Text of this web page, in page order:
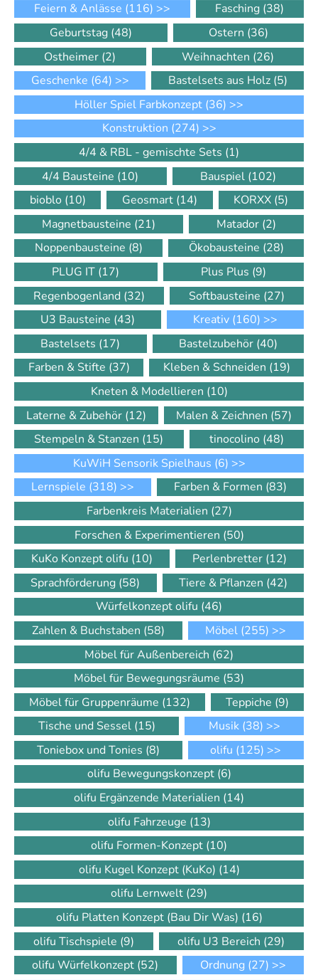
Feiern & Anlässe (116) >> Fasching (38)
Geburtstag (48) Ostern (36)
Ostheimer (2) Weihnachten (26)
Geschenke (64) >> Bastelsets aus Holz (5)
Höller Spiel Farbkonzept (36) >>
Konstruktion (274) >>
4/4 & RBL - gemischte Sets (1)
4/4 Bausteine (10) Bauspiel (102)
bioblo (10) Geosmart (14) KORXX (5)
Magnetbausteine (21) Matador (2)
Noppenbausteine (8) Ökobausteine (28)
PLUG IT (17) Plus Plus (9)
Regenbogenland (32) Softbausteine (27)
U3 Bausteine (43) Kreativ (160) >>
Bastelsets (17) Bastelzubehör (40)
Farben & Stifte (37) Kleben & Schneiden (19)
Kneten & Modellieren (10)
Laterne & Zubehör (12) Malen & Zeichnen (57)
Stempeln & Stanzen (15) tinocolino (48)
KuWiH Sensorik Spielhaus (6) >>
Lernspiele (318) >> Farben & Formen (83)
Farbenkreis Materialien (27)
Forschen & Experimentieren (50)
KuKo Konzept olifu (10) Perlenbretter (12)
Sprachförderung (58) Tiere & Pflanzen (42)
Würfelkonzept olifu (46)
Zahlen & Buchstaben (58) Möbel (255) >>
Möbel für Außenbereich (62)
Möbel für Bewegungsräume (53)
Möbel für Gruppenräume (132) Teppiche (9)
Tische und Sessel (15) Musik (38) >>
Toniebox und Tonies (8) olifu (125) >>
olifu Bewegungskonzept (6)
olifu Ergänzende Materialien (14)
olifu Fahrzeuge (13)
olifu Formen-Konzept (10)
olifu Kugel Konzept (KuKo) (14)
olifu Lernwelt (29)
olifu Platten Konzept (Bau Dir Was) (16)
olifu Tischspiele (9) olifu U3 Bereich (29)
olifu Würfelkonzept (52) Ordnung (27) >>